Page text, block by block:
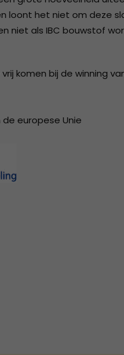
2018
2017
loont het niet om deze
niet als IBC bouwstof
komen bij de winning
europese Unie